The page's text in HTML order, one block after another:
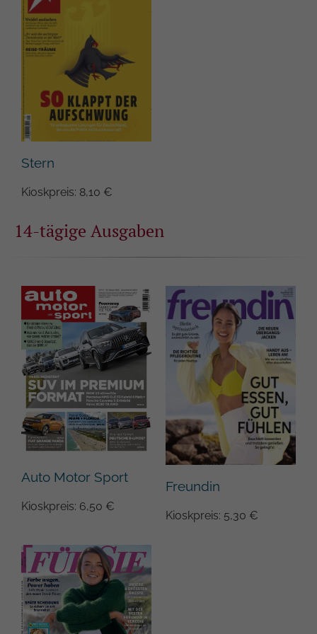
Stern
Kioskpreis: 8,10 €
14-tägige Ausgaben
Auto Motor Sport
Kioskpreis: 6,50 €
Freundin
Kioskpreis: 5,30 €
Google auf Websites mit hohem
Datenmenge begrenzt wird.